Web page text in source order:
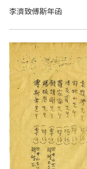
李濟致傅斯年函